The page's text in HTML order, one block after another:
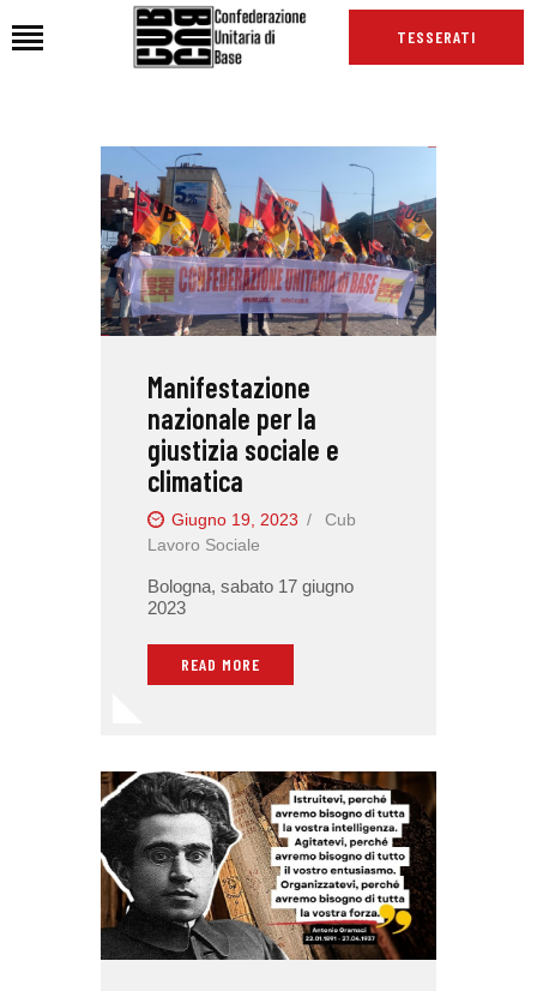
TESSERATI
HOME
CHI SIAMO
SEDI
NEWS
PODCAST CUB
INTERNAZIONALE
RASSEGNA STAMPA
Manifestazione
nazionale per la
giustizia sociale e
climatica
Giugno 19, 2023
Cub
Lavoro Sociale
Bologna, sabato 17 giugno
2023
READ MORE